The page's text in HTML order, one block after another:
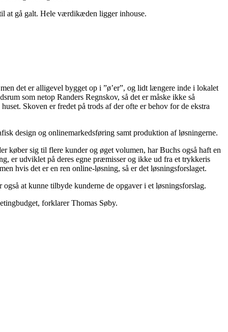
at gå galt. Hele værdikæden ligger inhouse.
det er alligevel bygget op i ”ø’er”, og lidt længere inde i lokalet
som netop Randers Regnskov, så det er måske ikke så
Skoven er fredet på trods af der ofte er behov for de ekstra
design og onlinemarkedsføring samt produktion af løsningerne.
køber sig til flere kunder og øget volumen, har Buchs også haft en
er udviklet på deres egne præmisser og ikke ud fra et trykkeris
hvis det er en ren online-løsning, så er det løsningsforslaget.
at kunne tilbyde kunderne de opgaver i et løsningsforslag.
forklarer Thomas Søby.